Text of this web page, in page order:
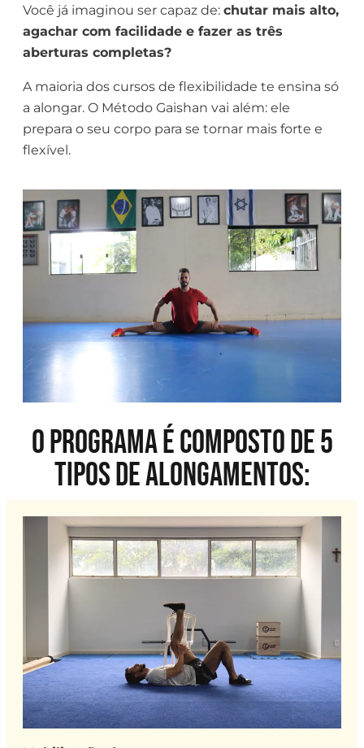
Você já imaginou ser capaz de: chutar mais alto,
agachar com facilidade e fazer as três
aberturas completas?
A maioria dos cursos de flexibilidade te ensina só
a alongar. O Método Gaishan vai além: ele
prepara o seu corpo para se tornar mais forte e
flexível.
O programa é composto de 5
tipos de alongamentos: